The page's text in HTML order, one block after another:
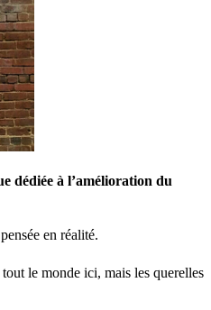
dédiée à l’amélioration du
en réalité.
le monde ici, mais les querelles